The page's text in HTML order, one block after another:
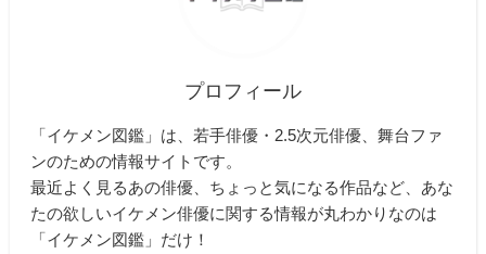
プロフィール
「イケメン図鑑」は、若手俳優・2.5次元俳優、舞台ファ
ンのための情報サイトです。
最近よく見るあの俳優、ちょっと気になる作品など、あな
たの欲しいイケメン俳優に関する情報が丸わかりなのは
「イケメン図鑑」だけ！